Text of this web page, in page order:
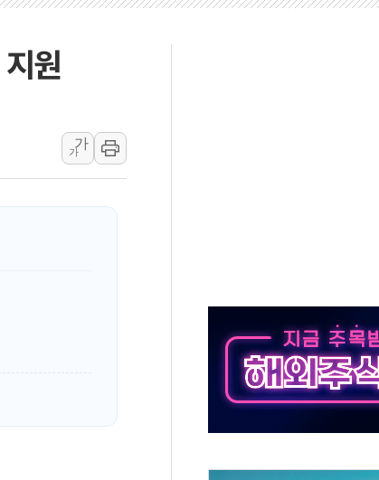
…"이르면 다음 주"
중단 명령…트럼프 제동
최근 1주일 이상 '올스톱'… 美 해상봉쇄 영향
장은 "또 개입했나" 촉각
...美 고용 쇼크에 반도체주 '활짝'
리 인상 우려 후퇴…나스닥 선물 1%대 상승
'쇼크'…9월 금리 인상 기대 후퇴
군 실종자 7359명 끝까지 찾겠다"
리 워시엔 톤 낮춰
내정설...포항시 '시끌'
2차 회의' 주재… "전폭적 공급 확대·속도전 총력"
부과…美 태양광주 급등
원
가
가